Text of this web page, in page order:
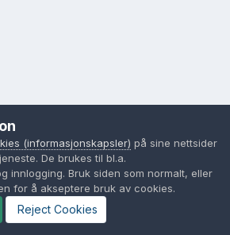
(informasjonskapsler) på sine nettsider
De brukes til bl.a.
innlogging. Bruk siden som normalt, eller
for å akseptere bruk av cookies.
Reject Cookies